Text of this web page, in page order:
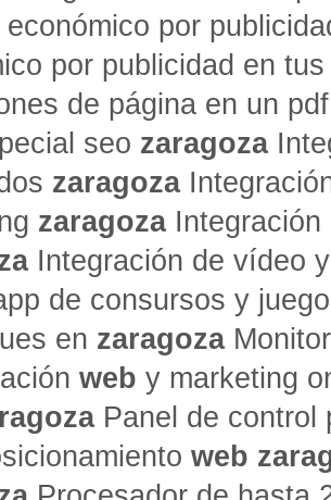
económico por
por publicidad en
de página en un
seo zaragoza
zaragoza
zaragozaIntegración
Integración de vídeo
de consursos y
en zaragoza
web y marketing
Panel de control
web